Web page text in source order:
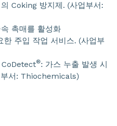
Coking 방지제. (사업부서:
촉매를 활성화
주입 작업 서비스. (사업부
CoDetect®: 가스 누출 발생 시
서: Thiochemicals)